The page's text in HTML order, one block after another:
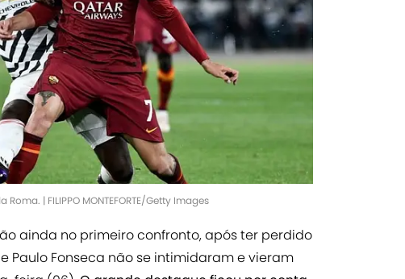
| FILIPPO MONTEFORTE/Getty Images
ainda no primeiro confronto, após ter perdido
Paulo Fonseca não se intimidaram e vieram